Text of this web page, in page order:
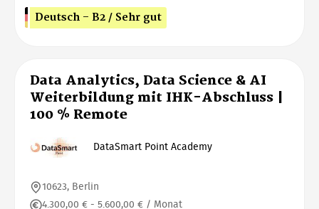
Deutsch - B2 / Sehr gut
Data Analytics, Data Science & AI
Weiterbildung mit IHK-Abschluss |
100 % Remote
DataSmart Point Academy
10623, Berlin
4.300,00 € - 5.600,00 € / Monat